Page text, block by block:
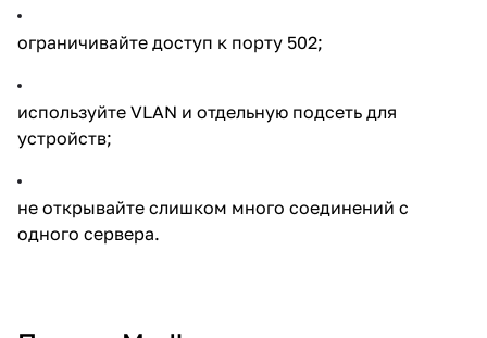
ограничивайте доступ к порту 502;
используйте VLAN и отдельную подсеть для
устройств;
не открывайте слишком много соединений с
одного сервера.